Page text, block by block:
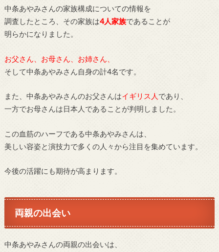
中条あやみさんの家族構成についての情報を
調査したところ、その家族は4人家族であることが
明らかになりました。
お父さん、お母さん、お姉さん、
そして中条あやみさん自身の計4名です。
また、中条あやみさんのお父さんはイギリス人 であり、
一方でお母さんは日本人であることが判明しました。
この血筋のハーフである中条あやみさんは、
美しい容姿と演技力で多くの人々から注目を集めています。
今後の活躍にも期待が高まります。
両親の出会い
中条あやみさんの両親の出会いは、